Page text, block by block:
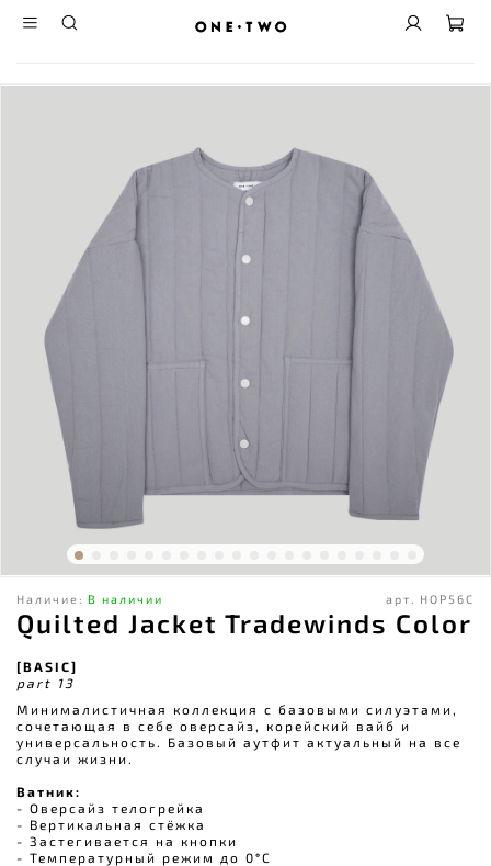
арт. HOP56C
Наличие: В наличии
Quilted Jacket Tradewinds Color
[BASIC]
part 13
Минималистичная коллекция с базовыми силуэтами,
сочетающая в себе оверсайз, корейский вайб и
универсальность. Базовый аутфит актуальный на все
случаи жизни.
Ватник:
- Оверсайз телогрейка
- Вертикальная стёжка
- Застегивается на кнопки
- Температурный режим до 0°С